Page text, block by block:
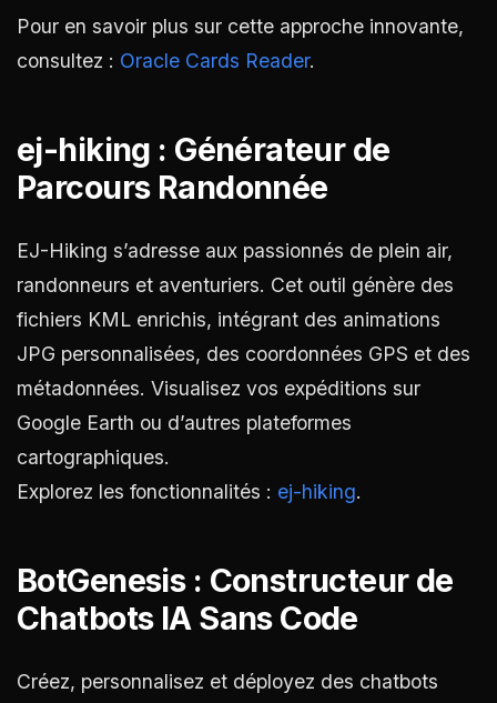
Pour en savoir plus sur cette approche innovante,
consultez : Oracle Cards Reader.
ej-hiking : Générateur de
Parcours Randonnée
EJ-Hiking s’adresse aux passionnés de plein air,
randonneurs et aventuriers. Cet outil génère des
fichiers KML enrichis, intégrant des animations
JPG personnalisées, des coordonnées GPS et des
métadonnées. Visualisez vos expéditions sur
Google Earth ou d’autres plateformes
cartographiques.
Explorez les fonctionnalités : ej-hiking.
BotGenesis : Constructeur de
Chatbots IA Sans Code
Créez, personnalisez et déployez des chatbots